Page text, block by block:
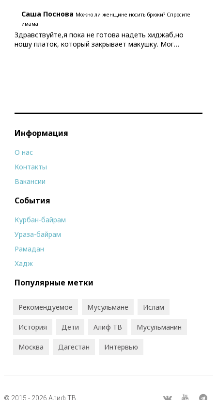
Саша Поснова Можно ли женщине носить брюки? Спросите
имама
Здравствуйте,я пока не готова надеть хиджаб,но
ношу платок, который закрывает макушку. Мог…
Информация
О нас
Контакты
Вакансии
События
Курбан-байрам
Ураза-байрам
Рамадан
Хадж
Популярные метки
Рекомендуемое Мусульмане Ислам
История Дети Алиф ТВ Мусульманин
Москва Дагестан Интервью
© 2015 - 2026 Алиф ТВ